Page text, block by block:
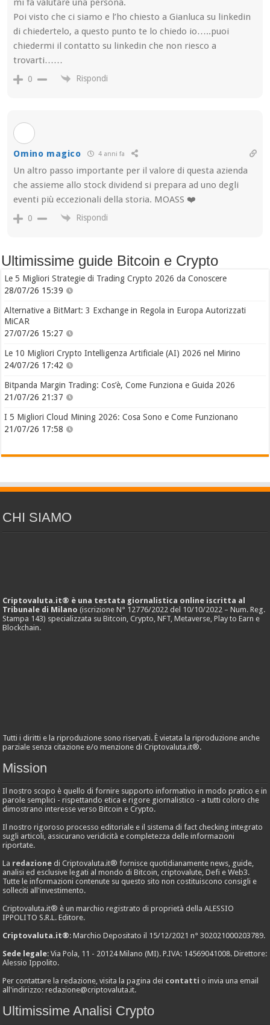
mi fa valutare una persona.
Poi visto che ci siamo e l’ho chiesto a Gianluca su linkedin
di chiedertelo, a questo punto te lo chiedo io…..puoi
chiedermi il contatto su linkedin che non riesco a
trovarti……
0 Rispondi
Omino magico 4 anni fa
Un altro passo importante per il valore di questa azienda
che assieme allo stock dividend si prepara ad uno degli
eventi più eccezionali della storia. MOASS ❤️
0 Rispondi
Ultimissime guide Bitcoin e Crypto
Le 5 Migliori Strategie di Trading Crypto 2026 da Conoscere
28/07/26 15:39
Alternative a BitMart: 3 Exchange in Regola in Europa Autorizzati
MiCAR
27/07/26 15:27
Le 10 Migliori Crypto Intelligenza Artificiale (AI) 2026 nel Mirino
24/07/26 17:42
Bitpanda Margin Trading: Cos’è, Come Funziona e Guida 2026
21/07/26 21:37
I 5 Migliori Cloud Mining 2026: Cosa Sono e Come Funzionano
21/07/26 17:58
CHI SIAMO
Criptovaluta.it® è una testata giornalistica online iscritta al
Tribunale di Milano (iscrizione N° 12776/2022 del 10/10/2022 – Num. Reg.
Stampa 143) specializzata su Bitcoin, Crypto, NFT, Metaverse, Play to Earn e
Blockchain.
Tutti i diritti e la riproduzione sono riservati. È vietata la riproduzione anche
parziale senza citazione e/o menzione di Criptovaluta.it®.
Mission
Il nostro scopo è quello di fornire supporto informativo in modo pratico e in
parole semplici - rispettando etica e rigore giornalistico - a tutti coloro che
dimostrano interesse verso Bitcoin e Crypto.
Il nostro rigoroso processo editoriale e il sistema di fact checking integrato
sugli articoli, assicurano veridicità e completezza delle informazioni
riportate.
La redazione di Criptovaluta.it® fornisce quotidianamente news, guide,
analisi ed esclusive legati al mondo di Bitcoin, criptovalute, Defi e Web3.
Tutte le informazioni contenute su questo sito non costituiscono consigli e
solleciti all'investimento.
Criptovaluta.it® è un marchio registrato di proprietà della ALESSIO
IPPOLITO S.R.L. Editore.
Criptovaluta.it®: Marchio Depositato il 15/12/2021 n° 302021000203789.
Sede legale: Via Pola, 11 - 20124 Milano (MI). P.IVA: 14569041008. Direttore:
Alessio Ippolito.
Per contattare la redazione, visita la pagina dei contatti o invia una email
all'indirizzo:redazione@criptovaluta.it.
Ultimissime Analisi Crypto